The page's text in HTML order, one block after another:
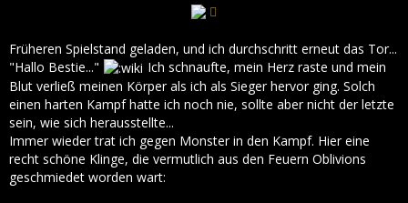
Früheren Spielstand geladen, und ich durchschritt erneut das Tor...
"Hallo Bestie..."
Ich schnaufte, mein Herz raste und mein
Blut verließ meinen Körper als ich als Sieger hervor ging. Solch
einen harten Kampf hatte ich noch nie, sollte aber nicht der letzte
sein, wie sich herausstellte...
Immer wieder trat ich gegen Monster in den Kampf. Hier eine
recht schöne Klinge, die vermutlich aus den Feuern Oblivions
geschmiedet worden wart: